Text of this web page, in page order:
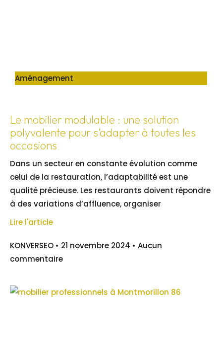
Aménagement
Le mobilier modulable : une solution
polyvalente pour s’adapter à toutes les
occasions
Dans un secteur en constante évolution comme
celui de la restauration, l’adaptabilité est une
qualité précieuse. Les restaurants doivent répondre
à des variations d’affluence, organiser
Lire l'article
KONVERSEO 21 novembre 2024
Aucun
commentaire